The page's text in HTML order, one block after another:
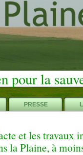
pour la
PRESSE
et les travaux
la Plaine, à